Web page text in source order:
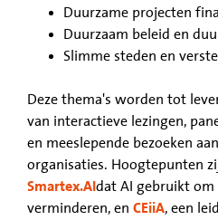
Duurzame projecten
Duurzaam beleid en
Slimme steden en
Deze thema's worden tot
van interactieve lezingen,
en meeslepende bezoeken
organisaties. Hoogtepunten
Smartex.AIdat AI gebruikt
verminderen, en CEiiA, een